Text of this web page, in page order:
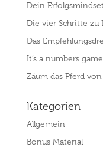
Dein
Die vier Schritte zu
Das
It’s a numbers game
Zäum das Pferd
Kategorien
Allgemein
Bonus Material